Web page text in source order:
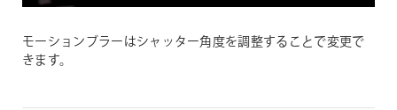
モーションブラーはシャッター角度を調整することで変更で
きます。